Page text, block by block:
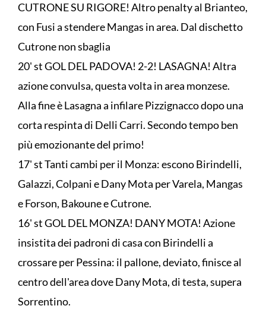
CUTRONE SU RIGORE! Altro penalty al Brianteo,
con Fusi a stendere Mangas in area. Dal dischetto
Cutrone non sbaglia
20' st GOL DEL PADOVA! 2-2! LASAGNA! Altra
azione convulsa, questa volta in area monzese.
Alla fine è Lasagna a infilare Pizzignacco dopo una
corta respinta di Delli Carri. Secondo tempo ben
più emozionante del primo!
17' st Tanti cambi per il Monza: escono Birindelli,
Galazzi, Colpani e Dany Mota per Varela, Mangas
e Forson, Bakoune e Cutrone.
16' st GOL DEL MONZA! DANY MOTA! Azione
insistita dei padroni di casa con Birindelli a
crossare per Pessina: il pallone, deviato, finisce al
centro dell'area dove Dany Mota, di testa, supera
Sorrentino.